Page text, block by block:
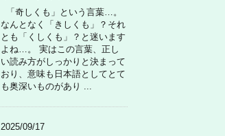
「奇しくも」という言葉…。
なんとなく「きしくも」？それ
とも「くしくも」？と迷います
よね…。 実はこの言葉、正し
い読み方がしっかりと決まって
おり、意味も日本語としてとて
も奥深いものがあり ...
2025/09/17